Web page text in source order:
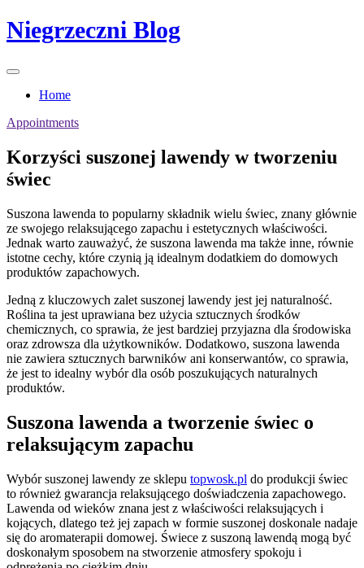
Skip
to
Niegrzeczni Blog
Home
Appointments
Korzyści suszonej lawendy w tworzeniu
świec
Suszona lawenda to popularny składnik wielu świec, znany głównie
ze swojego relaksującego zapachu i estetycznych właściwości.
Jednak warto zauważyć, że suszona lawenda ma także inne, równie
istotne cechy, które czynią ją idealnym dodatkiem do domowych
produktów zapachowych.
Jedną z kluczowych zalet suszonej lawendy jest jej naturalność.
Roślina ta jest uprawiana bez użycia sztucznych środków
chemicznych, co sprawia, że jest bardziej przyjazna dla środowiska
oraz zdrowsza dla użytkowników. Dodatkowo, suszona lawenda
nie zawiera sztucznych barwników ani konserwantów, co sprawia,
że jest to idealny wybór dla osób poszukujących naturalnych
produktów.
Suszona lawenda a tworzenie świec o
relaksującym zapachu
Wybór suszonej lawendy ze sklepu topwosk.pl do produkcji świec
to również gwarancja relaksującego doświadczenia zapachowego.
Lawenda od wieków znana jest z właściwości relaksujących i
kojących, dlatego też jej zapach w formie suszonej doskonale nadaje
się do aromaterapii domowej. Świece z suszoną lawendą mogą być
doskonałym sposobem na stworzenie atmosfery spokoju i